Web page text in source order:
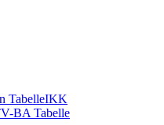
TabelleIKK
BA Tabelle